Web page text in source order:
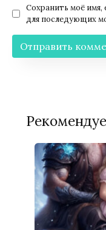
Сохранить моё имя,
для последующих